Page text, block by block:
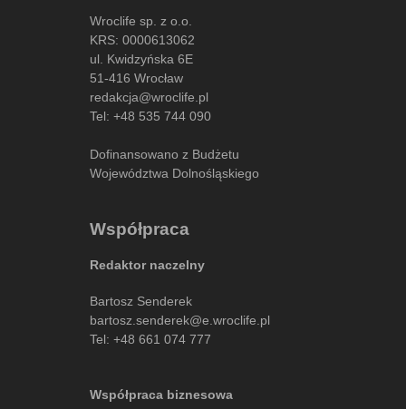
Wroclife sp. z o.o.
KRS: 0000613062
ul. Kwidzyńska 6E
51-416 Wrocław
redakcja@wroclife.pl
Tel: +48 535 744 090
Dofinansowano z Budżetu
Województwa Dolnośląskiego
Współpraca
Redaktor naczelny
Bartosz Senderek
bartosz.senderek@e.wroclife.pl
Tel: +48 661 074 777
Współpraca biznesowa